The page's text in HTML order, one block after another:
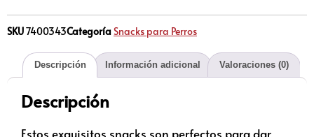
SKU7400343CategoríaSnacks para Perros
Descripción Información adicional Valoraciones (0)
Descripción
Estos exquisitos snacks son perfectos para dar